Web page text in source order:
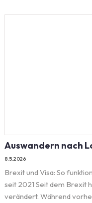
Auswandern nach
8.5.2026
Brexit und Visa: So
seit 2021 Seit dem Brexit
verändert. Während